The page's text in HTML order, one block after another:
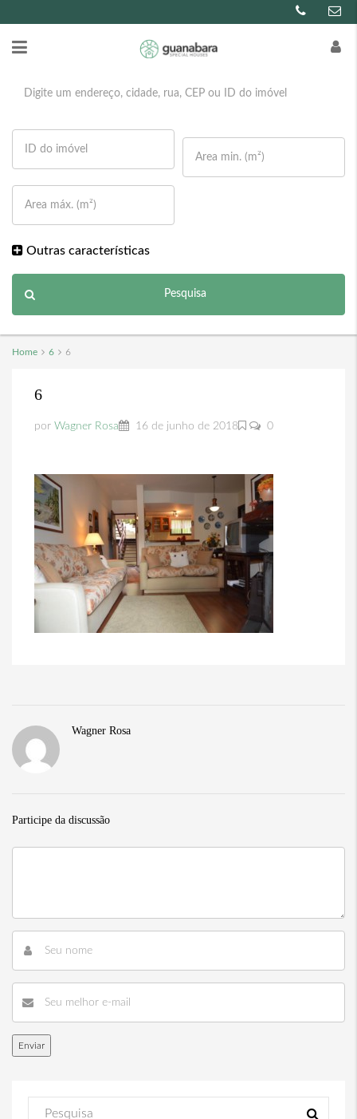
Outras características
Pesquisa
Home 6 6
6
por Wagner Rosa 16 de junho de 2018 0
Wagner Rosa
Participe da discussão